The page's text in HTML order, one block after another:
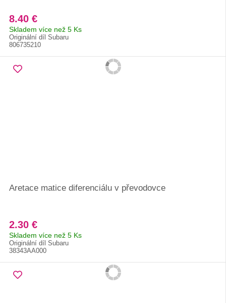
8.40 €
Skladem více než 5 Ks
Originální díl Subaru
806735210
Aretace matice diferenciálu v převodovce
2.30 €
Skladem více než 5 Ks
Originální díl Subaru
38343AA000